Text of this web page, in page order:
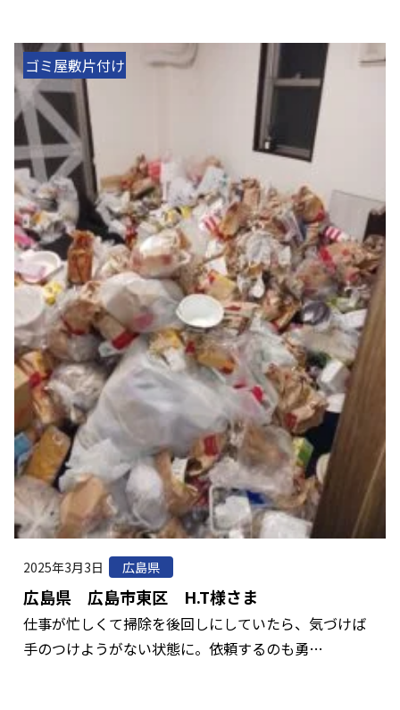
ゴミ屋敷片付け
2025年3月3日 広島県
広島県 広島市東区 H.T様さま
仕事が忙しくて掃除を後回しにしていたら、気づけば
手のつけようがない状態に。依頼するのも勇…